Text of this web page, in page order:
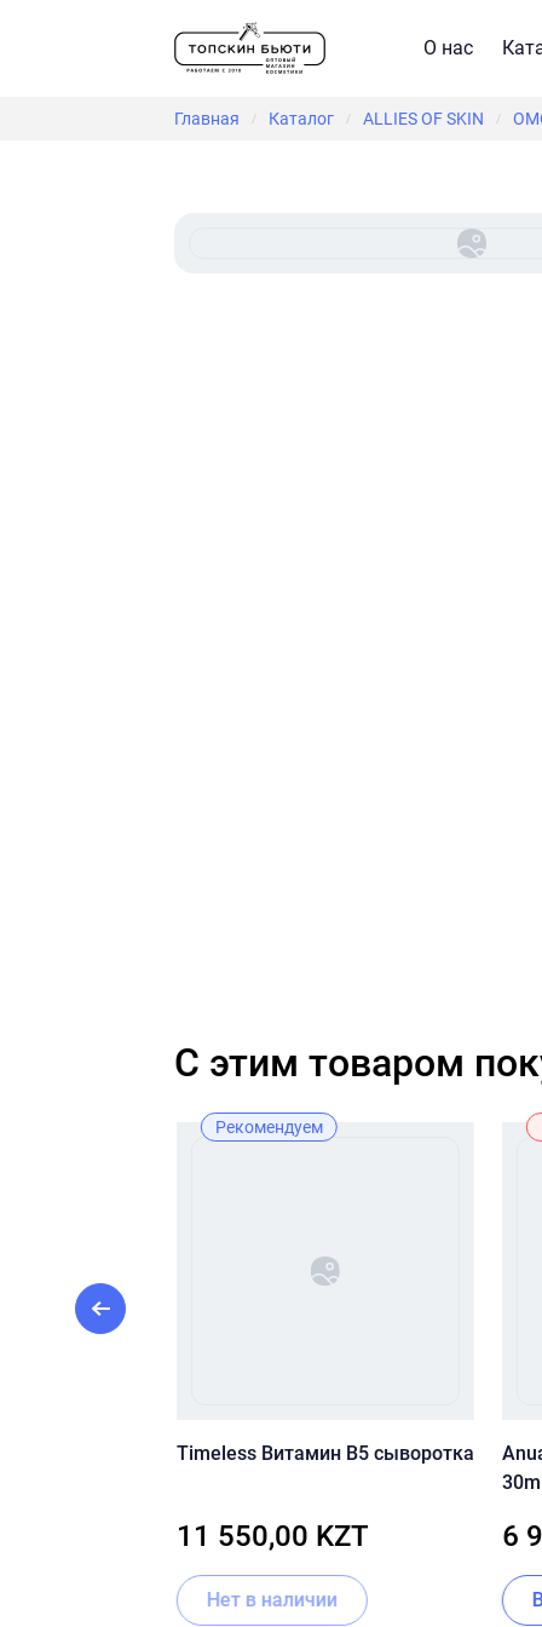
О нас
Главная / Каталог / ALLIES OF SKIN /
C этим товаром
Рекомендуем
Timeless Витамин B5 сыворотка
11 550,00 KZT
Нет в наличии
30m
6